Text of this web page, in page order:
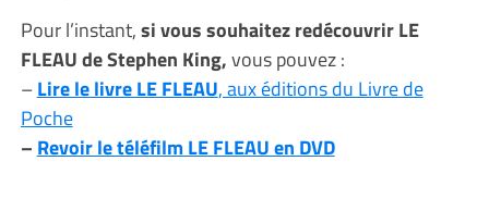
Pour l’instant,si vous souhaitez redécouvrir LE
FLEAU de Stephen King,vous pouvez :
–Lire le livre LE FLEAU, aux éditions du Livre de
Poche
– Revoir le téléfilm LE FLEAU en DVD